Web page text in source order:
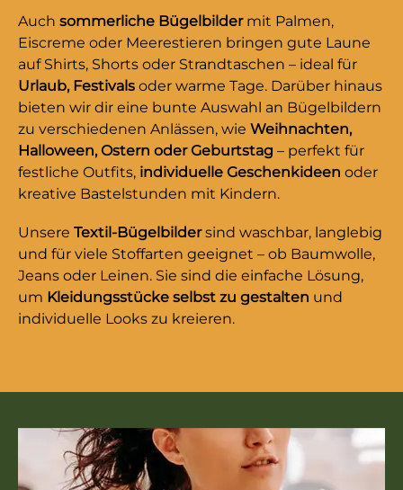
Auch sommerliche Bügelbildermit Palmen,
Eiscreme oder Meerestieren bringen gute Laune
auf Shirts, Shorts oder Strandtaschen – ideal für
Urlaub, Festivals oder warme Tage. Darüber hinaus
bieten wir dir eine bunte Auswahl an Bügelbildern
zu verschiedenen Anlässen, wie Weihnachten,
Halloween, Ostern oder Geburtstag – perfekt für
festliche Outfits, individuelle Geschenkideen oder
kreative Bastelstunden mit Kindern.
Unsere Textil-Bügelbildersind waschbar, langlebig
und für viele Stoffarten geeignet – ob Baumwolle,
Jeans oder Leinen. Sie sind die einfache Lösung,
um Kleidungsstücke selbst zu gestalten und
individuelle Looks zu kreieren.